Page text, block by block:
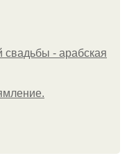
- арабская